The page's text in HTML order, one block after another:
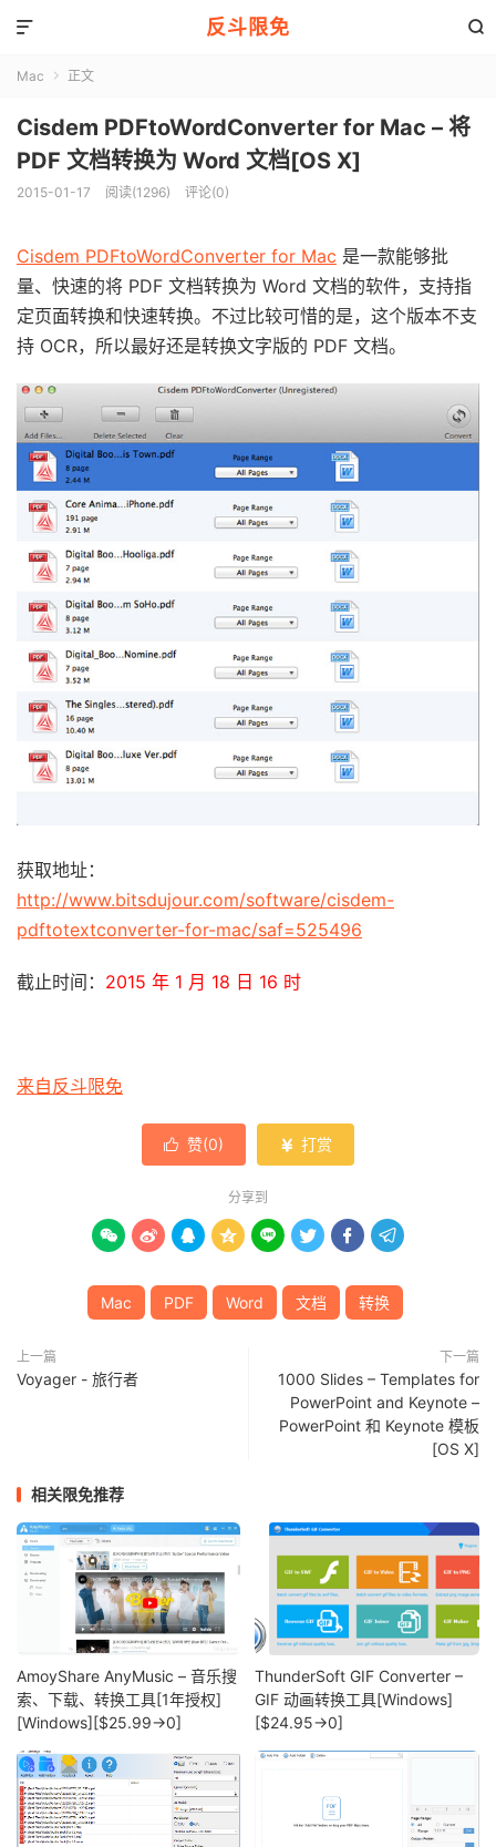
反斗限免 

Mac  正文
Cisdem PDFtoWordConverter for Mac – 将
PDF 文档转换为 Word 文档[OS X]
2015-01-17 阅读(1296) 评论(0)
Cisdem PDFtoWordConverter for Mac 是一款能够批
量、快速的将 PDF 文档转换为 Word 文档的软件，支持指
定页面转换和快速转换。不过比较可惜的是，这个版本不支
持 OCR，所以最好还是转换文字版的 PDF 文档。
获取地址：
http://www.bitsdujour.com/software/cisdem-
pdftotextconverter-for-mac/saf=525496
截止时间： 2015 年 1 月 18 日 16 时
来自反斗限免
 赞(0)  打赏
分享到
       
Mac PDF Word 文档 转换
上一篇
Voyager - 旅行者
下一篇
1000 Slides – Templates for
PowerPoint and Keynote –
PowerPoint 和 Keynote 模板
[OS X]
相关限免推荐
AmoyShare AnyMusic – 音乐搜
索、下载、转换工具[1年授权]
[Windows][$25.99→0]
ThunderSoft GIF Converter –
GIF 动画转换工具[Windows]
[$24.95→0]